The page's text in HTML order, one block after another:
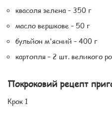
квасоля зелена – 350 г
масло вершкове – 50 г
бульйон м'ясний – 400 г
картопля – 2 шт. великого
Покроковий рецепт
Крок 1